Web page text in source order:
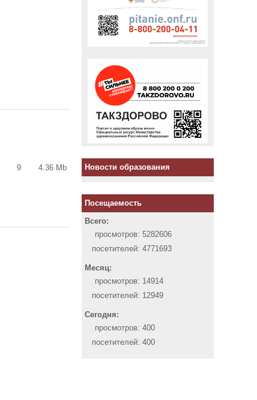
9 4.36 Mb Новости образования
Посещаемость
Всего:
просмотров: 5282606
посетителей: 4771693
Месяц:
просмотров: 14914
посетителей: 12949
Сегодня:
просмотров: 400
посетителей: 400